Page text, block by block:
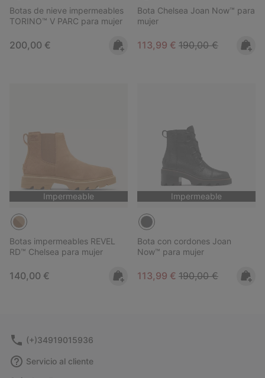
Botas de nieve impermeables
TORINO™ V PARC para mujer
Regular price:
200,00 €
Bota Chelsea Joan Now™ para
mujer
Sale price:
113,99 € Regular price:
190,00 €
Impermeable
Botas impermeables REVEL
RD™ Chelsea para mujer
Regular price:
140,00 €
Impermeable
Bota con cordones Joan
Now™ para mujer
Sale price:
113,99 € Regular price:
190,00 €
(+)34919015936
Servicio al cliente